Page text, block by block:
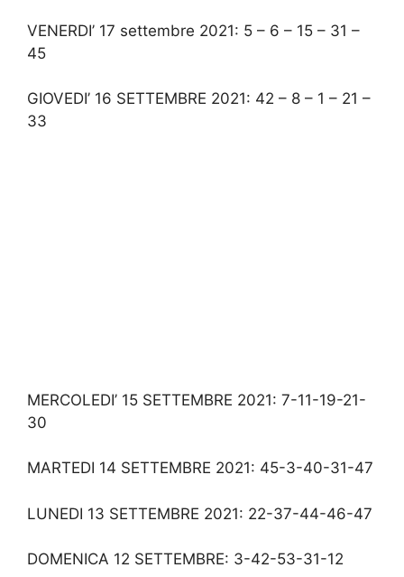
VENERDI’ 17 settembre 2021: 5 – 6 – 15 – 31 –
45
GIOVEDI’ 16 SETTEMBRE 2021: 42 – 8 – 1 – 21 –
33
MERCOLEDI’ 15 SETTEMBRE 2021: 7-11-19-21-
30
MARTEDI 14 SETTEMBRE 2021: 45-3-40-31-47
LUNEDI 13 SETTEMBRE 2021: 22-37-44-46-47
DOMENICA 12 SETTEMBRE: 3-42-53-31-12